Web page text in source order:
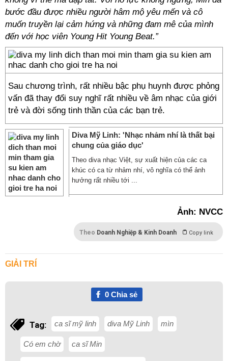
bước đầu được nhiều người hâm mộ yêu mến và cô
muốn truyền lại cảm hứng và những đam mê của mình
đến với học viên Young Hit Young Beat.”
Sau chương trình, rất nhiều bậc phụ huynh được phỏng
vấn đã thay đổi suy nghĩ rất nhiều về âm nhạc của giới
trẻ và đời sống tinh thần của các bạn trẻ.
Diva Mỹ Linh: 'Nhạc nhảm nhí là thất bại
chung của giáo dục'
Theo diva nhạc Việt, sự xuất hiện của các ca
khúc có ca từ nhảm nhí, vô nghĩa có thể ảnh
hưởng rất nhiều tới ...
Ảnh: NVCC
Theo Doanh Nghiệp & Kinh Doanh Copy link
GIẢI TRÍ
0Chia sẻ
Tag: ca sĩ mỹ linh diva Mỹ Linh mìn
Có em chờ ca sĩ Min